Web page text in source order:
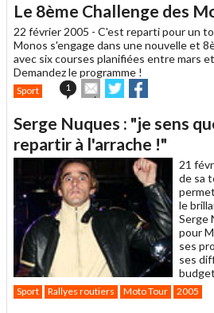
à
un
ami
Le 8ème Challenge des
22 février 2005 - C'est reparti pour un
Monos s'engage dans une nouvelle et
avec six courses planifiées entre mars
Demandez le programme !
Sport 1
Envoyer
cet
à
un
ami
Partager
sur sur
Serge Nuques : "je sens
repartir à l'arrache !"
21
de sa
le
Serge
pour
ses
ses
Sport Rallyes routiers Moto Tour 2005